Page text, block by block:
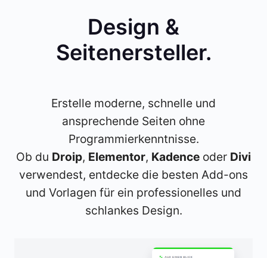
Design &
Seitenersteller.
Erstelle moderne, schnelle und
ansprechende Seiten ohne
Programmierkenntnisse.
Ob du Droip, Elementor, Kadence oder Divi
verwendest, entdecke die besten Add-ons
und Vorlagen für ein professionelles und
schlankes Design.